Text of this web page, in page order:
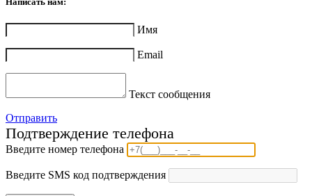
Имя
Email
Текст сообщения
Отправить
Подтверждение телефона
Введите номер телефона
Введите SMS код подтверждения